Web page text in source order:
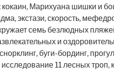
кокаин, Марихуана шишки и
экстази, скорость,
семь безлюдных
и
буги-бординг,
11 лесных троп,